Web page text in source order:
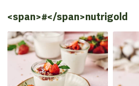
<span>#</span>nutrigold